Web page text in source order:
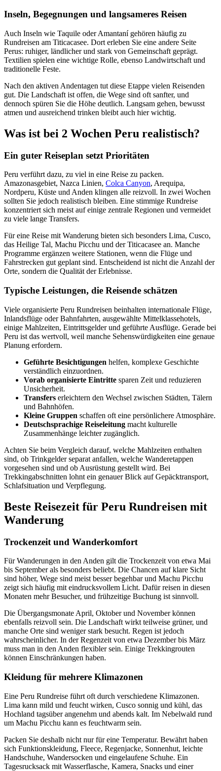
Inseln, Begegnungen und langsameres Reisen
Auch Inseln wie Taquile oder Amantaní gehören häufig zu
Rundreisen am Titicacasee. Dort erleben Sie eine andere Seite
Perus: ruhiger, ländlicher und stark von Gemeinschaft geprägt.
Textilien spielen eine wichtige Rolle, ebenso Landwirtschaft und
traditionelle Feste.
Nach den aktiven Andentagen tut diese Etappe vielen Reisenden
gut. Die Landschaft ist offen, die Wege sind oft sanfter, und
dennoch spüren Sie die Höhe deutlich. Langsam gehen, bewusst
atmen und ausreichend trinken bleibt auch hier wichtig.
Was ist bei 2 Wochen Peru realistisch?
Ein guter Reiseplan setzt Prioritäten
Peru verführt dazu, zu viel in eine Reise zu packen.
Amazonasgebiet, Nazca Linien, Colca Canyon, Arequipa,
Nordperu, Küste und Anden klingen alle reizvoll. In zwei Wochen
sollten Sie jedoch realistisch bleiben. Eine stimmige Rundreise
konzentriert sich meist auf einige zentrale Regionen und vermeidet
zu viele lange Transfers.
Für eine Reise mit Wanderung bieten sich besonders Lima, Cusco,
das Heilige Tal, Machu Picchu und der Titicacasee an. Manche
Programme ergänzen weitere Stationen, wenn die Flüge und
Fahrstrecken gut geplant sind. Entscheidend ist nicht die Anzahl der
Orte, sondern die Qualität der Erlebnisse.
Typische Leistungen, die Reisende schätzen
Viele organisierte Peru Rundreisen beinhalten internationale Flüge,
Inlandsflüge oder Bahnfahrten, ausgewählte Mittelklassehotels,
einige Mahlzeiten, Eintrittsgelder und geführte Ausflüge. Gerade bei
Peru ist das wertvoll, weil manche Sehenswürdigkeiten eine genaue
Planung erfordern.
Geführte Besichtigungen helfen, komplexe Geschichte
verständlich einzuordnen.
Vorab organisierte Eintritte sparen Zeit und reduzieren
Unsicherheit.
Transfers erleichtern den Wechsel zwischen Städten, Tälern
und Bahnhöfen.
Kleine Gruppen schaffen oft eine persönlichere Atmosphäre.
Deutschsprachige Reiseleitung macht kulturelle
Zusammenhänge leichter zugänglich.
Achten Sie beim Vergleich darauf, welche Mahlzeiten enthalten
sind, ob Trinkgelder separat anfallen, welche Wanderetappen
vorgesehen sind und ob Ausrüstung gestellt wird. Bei
Trekkingabschnitten lohnt ein genauer Blick auf Gepäcktransport,
Schlafsituation und Verpflegung.
Beste Reisezeit für Peru Rundreisen mit
Wanderung
Trockenzeit und Wanderkomfort
Für Wanderungen in den Anden gilt die Trockenzeit von etwa Mai
bis September als besonders beliebt. Die Chancen auf klare Sicht
sind höher, Wege sind meist besser begehbar und Machu Picchu
zeigt sich häufig mit eindrucksvollem Licht. Dafür reisen in diesen
Monaten mehr Besucher, und frühzeitige Buchung ist sinnvoll.
Die Übergangsmonate April, Oktober und November können
ebenfalls reizvoll sein. Die Landschaft wirkt teilweise grüner, und
manche Orte sind weniger stark besucht. Regen ist jedoch
wahrscheinlicher. In der Regenzeit von etwa Dezember bis März
muss man in den Anden flexibler sein. Einige Trekkingrouten
können Einschränkungen haben.
Kleidung für mehrere Klimazonen
Eine Peru Rundreise führt oft durch verschiedene Klimazonen.
Lima kann mild und feucht wirken, Cusco sonnig und kühl, das
Hochland tagsüber angenehm und abends kalt. Im Nebelwald rund
um Machu Picchu kann es feuchtwarm sein.
Packen Sie deshalb nicht nur für eine Temperatur. Bewährt haben
sich Funktionskleidung, Fleece, Regenjacke, Sonnenhut, leichte
Handschuhe, Wandersocken und eingelaufene Schuhe. Ein
Tagesrucksack mit Wasserflasche, Kamera, Snacks und einer